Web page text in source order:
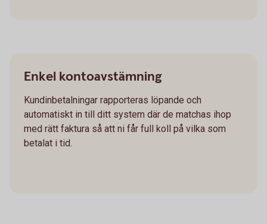
Enkel kontoavstämning
Kundinbetalningar rapporteras löpande och
automatiskt in till ditt system där de matchas ihop
med rätt faktura så att ni får full koll på vilka som
betalat i tid.